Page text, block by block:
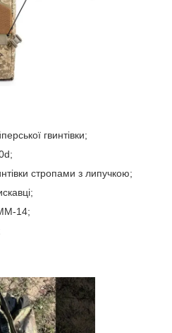
гвинтівки;
стропами з липучкою;
14;